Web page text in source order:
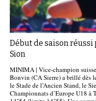
Début de saison
Sion
MINIMA | Vice-champion
Bonvin (CA Sierre) a brillé dès
le Stade de l’Ancien Stand, le
Championnats d’Europe U18 à